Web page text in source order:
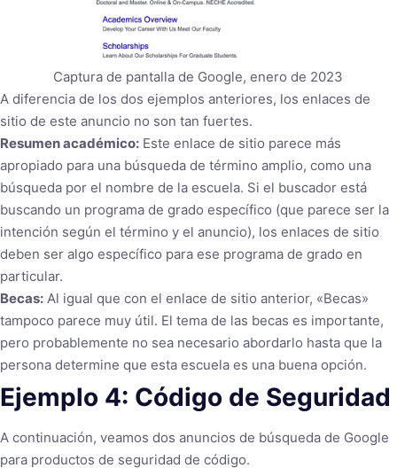
Captura de pantalla de Google, enero de 2023
A diferencia de los dos ejemplos anteriores, los enlaces de
sitio de este anuncio no son tan fuertes.
Resumen académico: Este enlace de sitio parece más
apropiado para una búsqueda de término amplio, como una
búsqueda por el nombre de la escuela. Si el buscador está
buscando un programa de grado específico (que parece ser la
intención según el término y el anuncio), los enlaces de sitio
deben ser algo específico para ese programa de grado en
particular.
Becas: Al igual que con el enlace de sitio anterior, «Becas»
tampoco parece muy útil. El tema de las becas es importante,
pero probablemente no sea necesario abordarlo hasta que la
persona determine que esta escuela es una buena opción.
Ejemplo 4: Código de Seguridad
A continuación, veamos dos anuncios de búsqueda de Google
para productos de seguridad de código.